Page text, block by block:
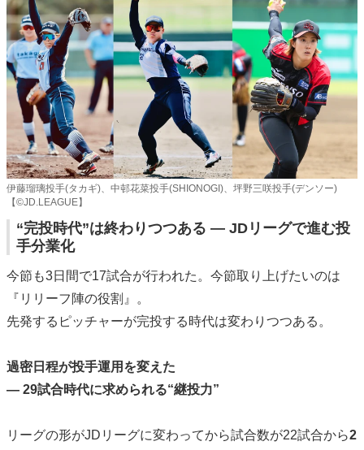
伊藤瑠璃投手(タカギ)、中邨花菜投手(SHIONOGI)、坪野三咲投手(デンソー)
【©️JD.LEAGUE】
“完投時代”は終わりつつある — JDリーグで進む投
手分業化
今節も3日間で17試合が行われた。今節取り上げたいのは
『リリーフ陣の役割』。
先発するピッチャーが完投する時代は変わりつつある。
過密日程が投手運用を変えた
— 29試合時代に求められる“継投力”
リーグの形がJDリーグに変わってから試合数が22試合から2